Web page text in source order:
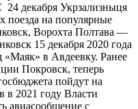
декабря Укрзализныця
поезда на популярные
Ворохта Полтава —
15 декабря 2020 года
«Маяк» в Авдеевку. Ранее
Покровск, теперь
пойдут на
в 2021 году Власти
авиасообщение с